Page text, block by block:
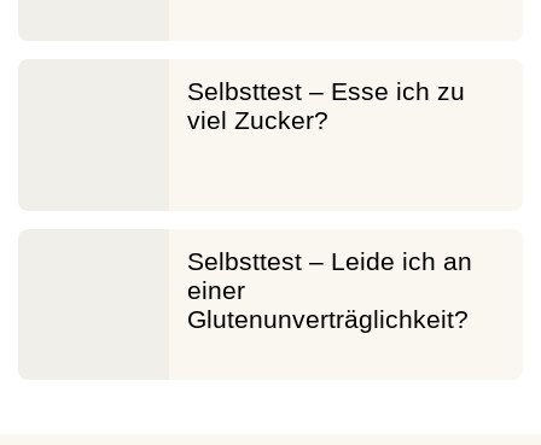
Selbsttest – Esse ich zu
viel Zucker?
Selbsttest – Leide ich an
einer
Glutenunverträglichkeit?